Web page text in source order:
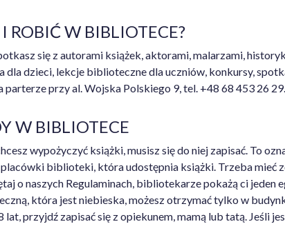
ROBIĆ W BIBLIOTECE?
się z autorami książek, aktorami, malarzami,
dla dzieci, lekcje biblioteczne dla uczniów, konkursy,
przy al. Wojska Polskiego 9, tel. +48 68 453 26 29.
W BIBLIOTECE
wypożyczyć książki, musisz się do niej zapisać. To
biblioteki, która udostępnia książki. Trzeba mieć
o naszych Regulaminach, bibliotekarze pokażą ci
która jest niebieska, możesz otrzymać tylko w
lat, przyjdź zapisać się z opiekunem, mamą lub tatą. Jeśli